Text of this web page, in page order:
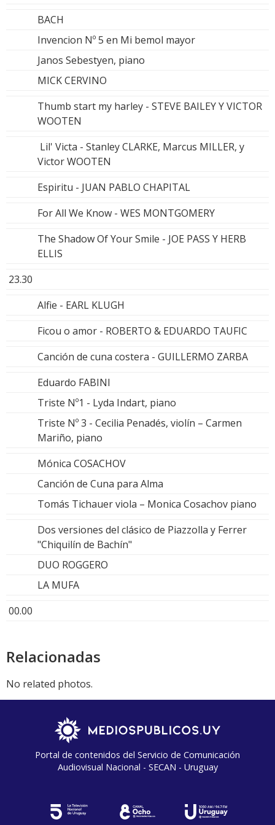
BACH
Invencion Nº 5 en Mi bemol mayor
Janos Sebestyen, piano
MICK CERVINO
Thumb start my harley - STEVE BAILEY Y VICTOR
WOOTEN
Lil' Victa - Stanley CLARKE, Marcus MILLER, y
Victor WOOTEN
Espiritu - JUAN PABLO CHAPITAL
For All We Know - WES MONTGOMERY
The Shadow Of Your Smile - JOE PASS Y HERB
ELLIS
23.30
Alfie - EARL KLUGH
Ficou o amor - ROBERTO & EDUARDO TAUFIC
Canción de cuna costera - GUILLERMO ZARBA
Eduardo FABINI
Triste Nº1 - Lyda Indart, piano
Triste Nº 3 - Cecilia Penadés, violín – Carmen
Mariño, piano
Mónica COSACHOV
Canción de Cuna para Alma
Tomás Tichauer viola – Monica Cosachov piano
Dos versiones del clásico de Piazzolla y Ferrer
"Chiquilín de Bachín"
DUO ROGGERO
LA MUFA
00.00
Relacionadas
No related photos.
Portal de contenidos del Servicio de Comunicación
Audiovisual Nacional - SECAN - Uruguay